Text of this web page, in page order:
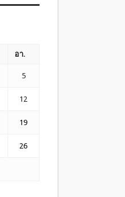
อา.
5
12
19
26